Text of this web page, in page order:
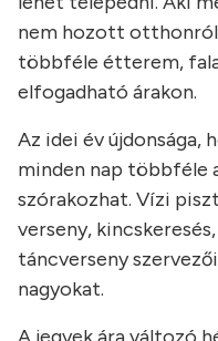
nem hozott otthonról
többféle étterem,
elfogadható árakon.
Az idei év újdonsága,
minden nap többféle
szórakozhat. Vízi
verseny,
táncverseny
nagyokat.